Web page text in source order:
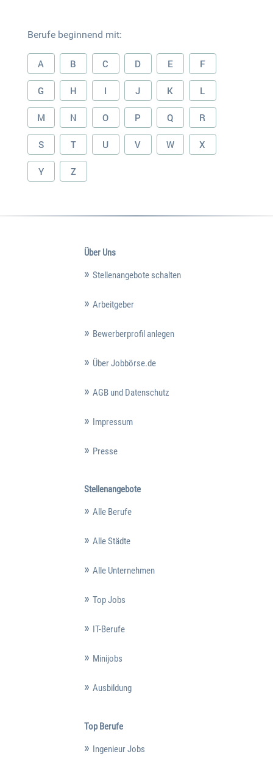
Berufe beginnend mit:
A B C D E F
G H I J K L
M N O P Q R
S T U V W X
Y Z
Über Uns
Stellenangebote schalten
Arbeitgeber
Bewerberprofil anlegen
Über Jobbörse.de
AGB und Datenschutz
Impressum
Presse
Stellenangebote
Alle Berufe
Alle Städte
Alle Unternehmen
Top Jobs
IT-Berufe
Minijobs
Ausbildung
Top Berufe
Ingenieur Jobs